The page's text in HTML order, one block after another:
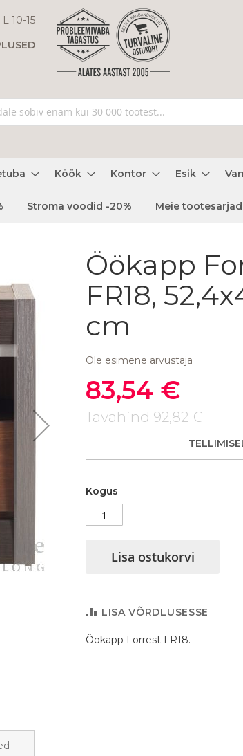
10-15
Köök Kontor Esik
Stroma voodid -20% Meie tootesarjad
Öökapp
FR18,
cm
Ole esimene arvustaja
Soodushind
83,54 €
Tavahind 92,82 €
Kogus
Lisa ostukorvi
LISA VÕRDLUSESSE
Öökapp Forrest FR18.